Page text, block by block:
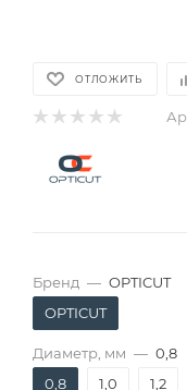
ОТЛОЖИТЬ
Бренд — OPTICUT
OPTICUT
Диаметр, мм — 0,8
0,8
1,0 1,2